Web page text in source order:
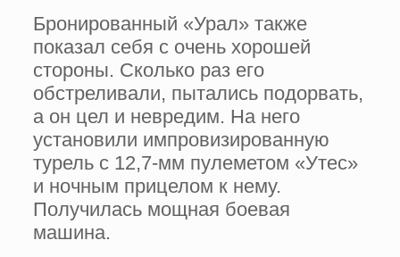
Бронированный «Урал» также
показал себя с очень хорошей
стороны. Сколько раз его
обстреливали, пытались подорвать,
а он цел и невредим. На него
установили импровизированную
турель с 12,7-мм пулеметом «Утес»
и ночным прицелом к нему.
Получилась мощная боевая
машина.